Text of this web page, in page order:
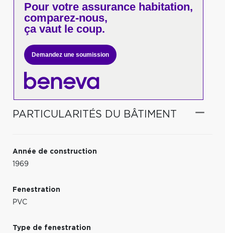
Pour votreassurance habitation,
comparez-nous,
ça vaut le coup.
Demandez une soumission
PARTICULARITÉS DU BÂTIMENT
Année de construction
1969
Fenestration
PVC
Type de fenestration